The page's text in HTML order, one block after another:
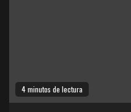
4 minutos de lectura